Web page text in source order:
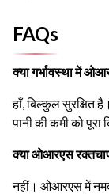
FAQs
क्या गर्भावस्था में
हाँ, बिल्कुल सुरक्षित
पानी की कमी को
क्या ओआरएस
नहीं। ओआरएस में